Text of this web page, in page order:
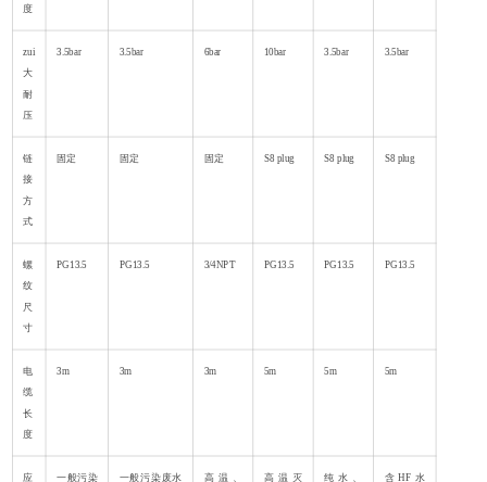
度
zui
大
耐
压
3.5bar 3.5bar 6bar 10bar 3.5bar 3.5bar
链
接
方
式
固定 固定 固定 S8 plug S8 plug S8 plug
螺
纹
尺
寸
PG13.5 PG13.5 3/4NPT PG13.5 PG13.5 PG13.5
电
缆
长
度
3m 3m 3m 5m 5m 5m
应 一般污染 一般污染废水 高温、 高温灭 纯水、 含HF水